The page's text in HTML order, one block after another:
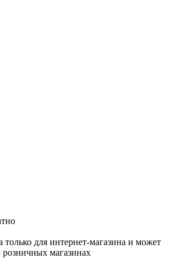
только для интернет-магазина и может
розничных магазинах